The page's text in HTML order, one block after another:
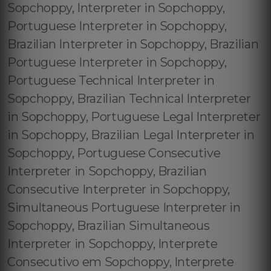
Sopchoppy, Interpreter in Sopchoppy,
Portuguese Interpreter in Sopchoppy,
Brazilian Interpreter in Sopchoppy, Brazilian
Portuguese Interpreter in Sopchoppy,
Portuguese Technical Interpreter in
Sopchoppy, Brazilian Technical Interpreter
in Sopchoppy, Portuguese Legal Interpreter
in Sopchoppy, Brazilian Legal Interpreter in
Sopchoppy, Portuguese Consecutive
Interpreter in Sopchoppy, Brazilian
Consecutive Interpreter in Sopchoppy,
Simultaneous Portuguese Interpreter in
Sopchoppy, Brazilian Simultaneous
Interpreter in Sopchoppy, Interprete
Consecutivo em Sopchoppy, Interprete